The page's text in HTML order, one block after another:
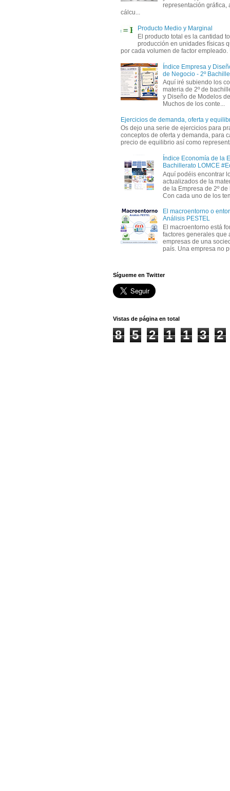
representación gráfica,
cálcu...
Producto Medio y Marginal
El producto total es la cantidad
producción en unidades físicas
por cada volumen de factor empleado.
Índice Empresa y
de Negocio - 2º
Aquí iré subiendo los
materia de 2º de
y Diseño de Modelos
Muchos de los conte...
Ejercicios de demanda, oferta y
Os dejo una serie de ejercicios para
conceptos de oferta y demanda, para
precio de equilibrio así como
Índice Economía de la
Bachillerato LOMCE
Aquí podéis encontrar
actualizados de la
de la Empresa de 2º
Con cada uno de los
El macroentorno o
Análisis PESTEL
El macroentorno está
factores generales que
empresas de una
país. Una empresa no
Sígueme en Twitter
Vistas de página en total
8 5 2 1 1 3 2